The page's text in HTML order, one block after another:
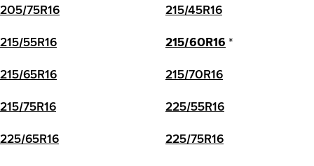
205/75R16 215/45R16
215/55R16 215/60R16 *
215/65R16 215/70R16
215/75R16 225/55R16
225/65R16 225/75R16